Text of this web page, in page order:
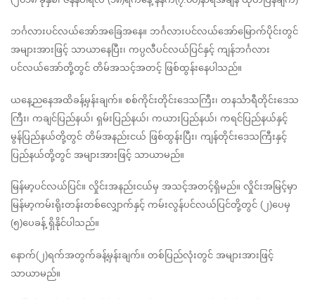
ဘင်္ဂလားပင်လယ်အော်အ‌ခြေအနေ။ ဘင်္ဂလားပင်လယ်အော်မြောက်ပိုင်းတွင်
အများအားဖြင့် သာယာနေပြီး၊ ကပ္ပလီပင်လယ်ပြင်နှင့် ကျန်ဘင်္ဂလား
ပင်လယ်အော်တို့တွင် တိမ်အသင့်အတင့် ဖြစ်ထွန်းနေပါသည်။
ယနေ့ညနေအထိခန့်မှန်းချက်။ စစ်ကိုင်းတိုင်းဒေသကြီး၊ တနင်္သာရီတိုင်းဒေသ
ကြီး၊ ကချင်ပြည်နယ်၊ ရှမ်းပြည်နယ်၊ ကယားပြည်နယ်၊ ကရင်ပြည်နယ်နှင့်
မွန်ပြည်နယ်တို့တွင် တိမ်အနည်းငယ် ဖြစ်ထွန်းပြီး၊ ကျန်တိုင်းဒေသကြီးနှင့်
ပြည်နယ်တို့တွင် အများအားဖြင့် သာယာမည်။
မြန်မာ့ပင်လယ်ပြင်။ လှိုင်းအနည်းငယ်မှ အသင့်အတင့်ရှိမည်။ လှိုင်းအမြင့်မှာ
မြန်မာ့ကမ်းရိုးတန်းတစ်လျှောက်နှင့် ကမ်းလွန်ပင်လယ်ပြင်တို့တွင် (၂)ပေမှ
(၅)ပေခန့် ရှိနိုင်ပါသည်။
နောက်(၂)ရက်အတွက်ခန့်မှန်းချက်။ တစ်ပြည်လုံးတွင် အများအားဖြင့်
သာယာမည်။